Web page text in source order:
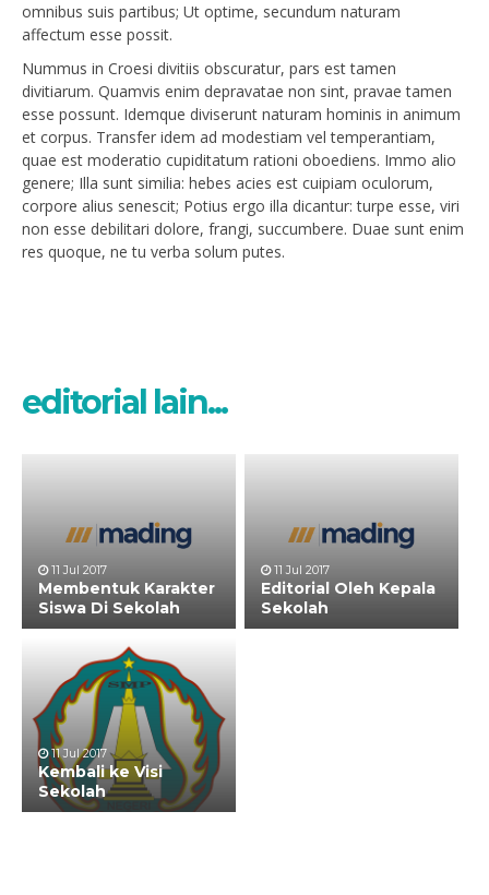
omnibus suis partibus; Ut optime, secundum naturam
affectum esse possit.
Nummus in Croesi divitiis obscuratur, pars est tamen
divitiarum. Quamvis enim depravatae non sint, pravae tamen
esse possunt. Idemque diviserunt naturam hominis in animum
et corpus. Transfer idem ad modestiam vel temperantiam,
quae est moderatio cupiditatum rationi oboediens. Immo alio
genere; Illa sunt similia: hebes acies est cuipiam oculorum,
corpore alius senescit; Potius ergo illa dicantur: turpe esse, viri
non esse debilitari dolore, frangi, succumbere. Duae sunt enim
res quoque, ne tu verba solum putes.
editorial lain...
11 Jul 2017
Membentuk Karakter
Siswa Di Sekolah
11 Jul 2017
Editorial Oleh Kepala
Sekolah
11 Jul 2017
Kembali ke Visi
Sekolah